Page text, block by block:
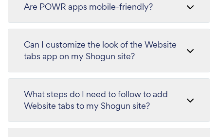
Are POWR apps mobile-friendly?
Can I customize the look of the Website
tabs app on my Shogun site?
What steps do I need to follow to add
Website tabs to my Shogun site?